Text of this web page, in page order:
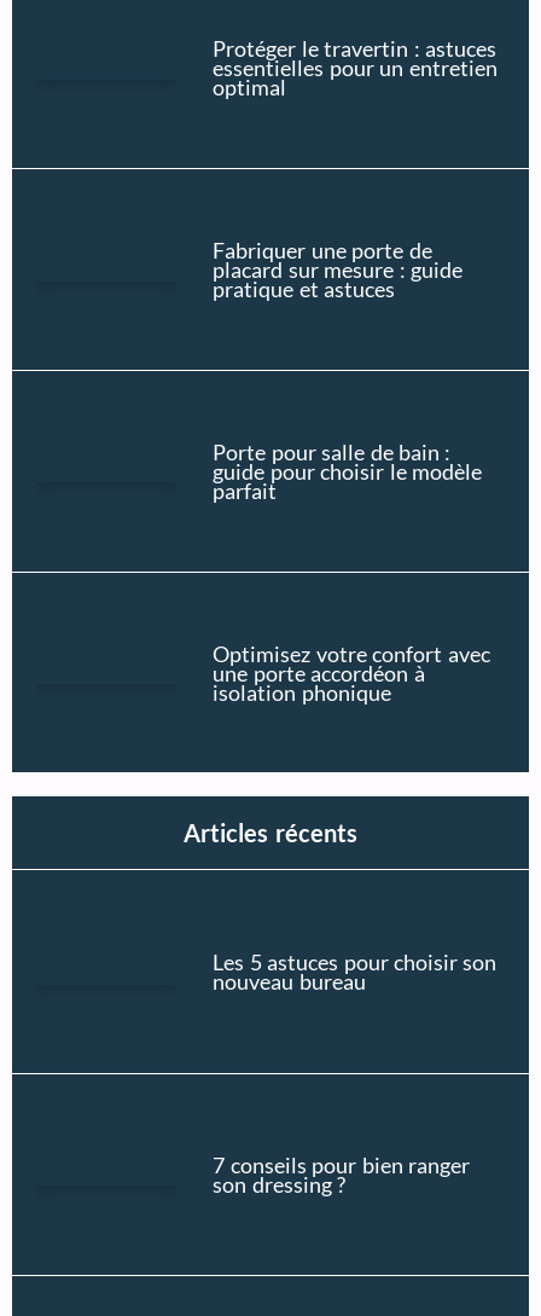
Protéger le travertin : astuces
essentielles pour un entretien
optimal
Fabriquer une porte de
placard sur mesure : guide
pratique et astuces
Porte pour salle de bain :
guide pour choisir le modèle
parfait
Optimisez votre confort avec
une porte accordéon à
isolation phonique
Articles récents
Les 5 astuces pour choisir son
nouveau bureau
7 conseils pour bien ranger
son dressing ?